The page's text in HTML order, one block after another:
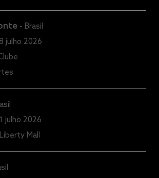
- Brasil
julho 2026
julho 2026
Mall